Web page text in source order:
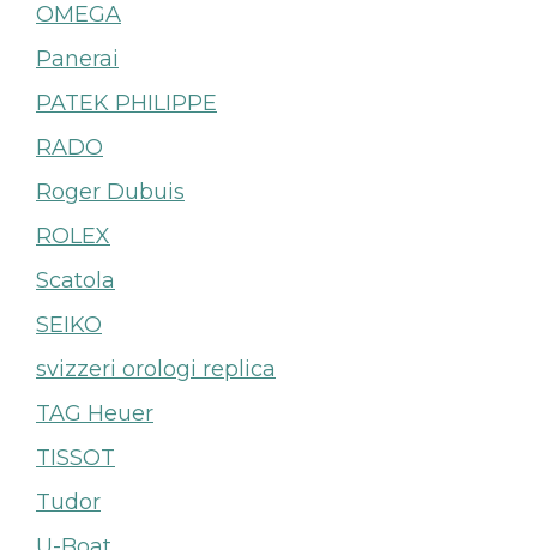
OMEGA
Panerai
PATEK PHILIPPE
RADO
Roger Dubuis
ROLEX
Scatola
SEIKO
svizzeri orologi replica
TAG Heuer
TISSOT
Tudor